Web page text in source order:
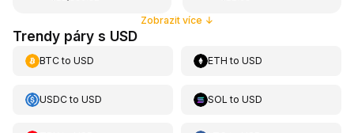
Zobrazit více ↓
Trendy páry s USD
BTCto USD ETH toUSD
USDCto USD SOL toUSD